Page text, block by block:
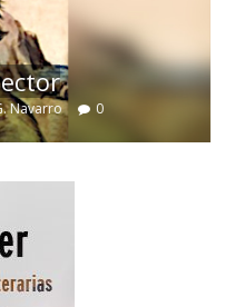
Navarro 0